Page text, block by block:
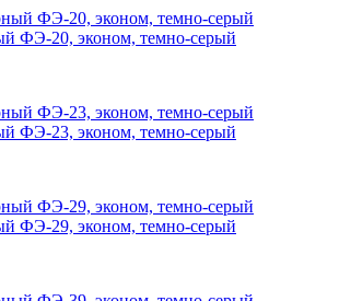
ФЭ-20, эконом, темно-серый
ФЭ-23, эконом, темно-серый
ФЭ-29, эконом, темно-серый